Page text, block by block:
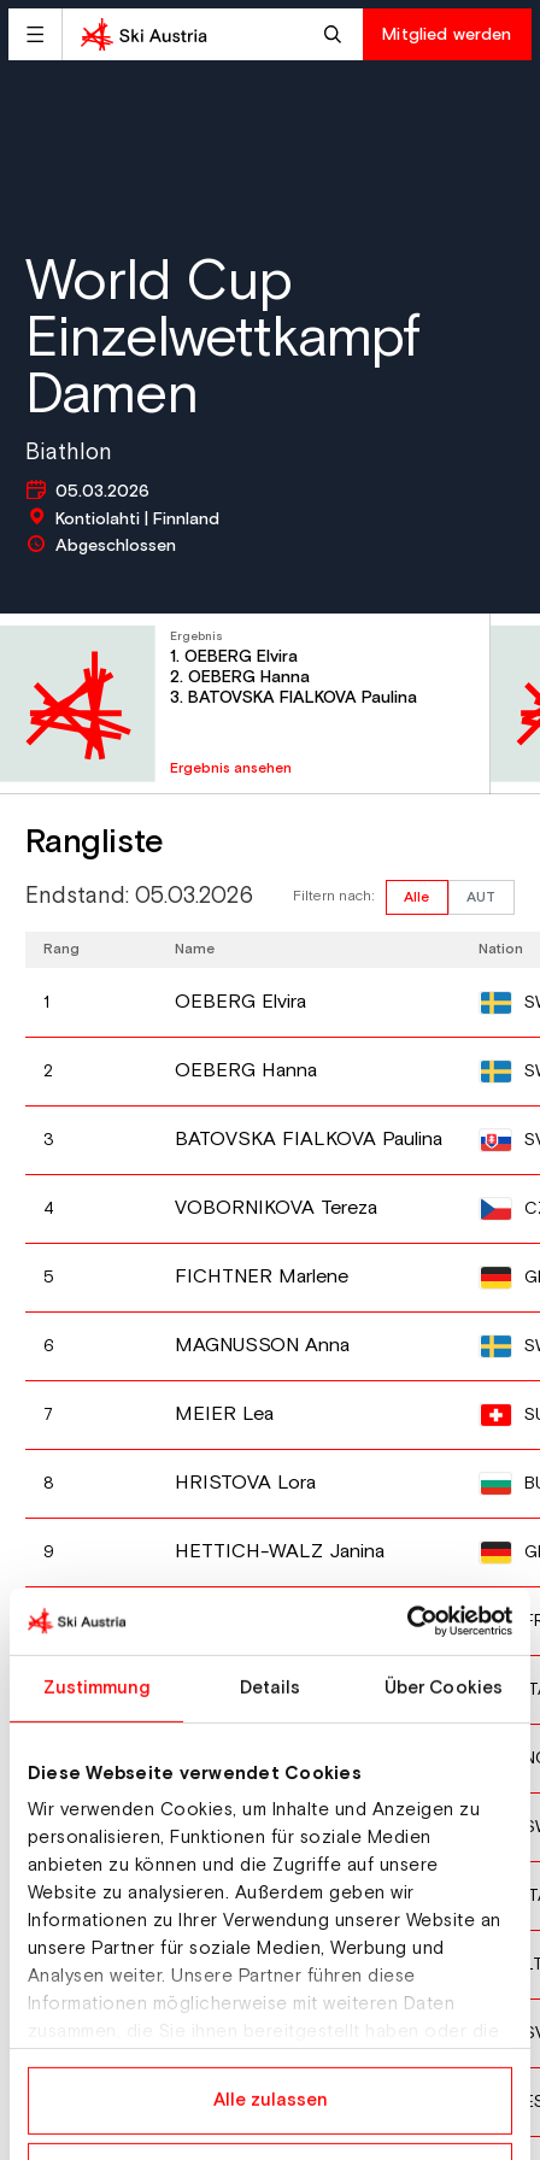
Zustimmung Details Über Cookies
Diese Webseite verwendet Cookies
Wir verwenden Cookies, um Inhalte und Anzeigen zu
personalisieren, Funktionen für soziale Medien
anbieten zu können und die Zugriffe auf unsere
Website zu analysieren. Außerdem geben wir
Informationen zu Ihrer Verwendung unserer Website an
unsere Partner für soziale Medien, Werbung und
Analysen weiter. Unsere Partner führen diese
Informationen möglicherweise mit weiteren Daten
zusammen, die Sie ihnen bereitgestellt haben oder die
Alle zulassen
Mitglied werden
World Cup
Einzelwettkampf
Damen
Biathlon
05.03.2026
Kontiolahti | Finnland
Abgeschlossen
Ergebnis
1. OEBERG Elvira
2. OEBERG Hanna
3. BATOVSKA FIALKOVA Paulina
Ergebnis ansehen
Rangliste
Endstand: 05.03.2026 Filtern nach: Alle AUT
Rang Name Nation
1 OEBERG Elvira
2 OEBERG Hanna
3 BATOVSKA FIALKOVA Paulina
4 VOBORNIKOVA Tereza
5 FICHTNER Marlene
6 MAGNUSSON Anna
7 MEIER Lea
8 HRISTOVA Lora
9 HETTICH-WALZ Janina
10
11 VITTOZZI Lisa
HEIJDENBERG Anna-Karin
14 AUCHENTALLER Hannah
15 TRAUBAITE Judita
KAPUSTOVA Ema
ERMITS Regina